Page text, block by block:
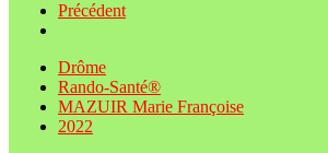
Précédent
Drôme
Rando-Santé®
MAZUIR Marie Françoise
2022